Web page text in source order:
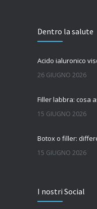
Dentro la salute
Acido ialuronico
26 GIUGNO 2026
Filler labbra: cosa
15 GIUGNO 2026
15 GIUGNO 2026
7 GIUGNO 2026
I nostri Social